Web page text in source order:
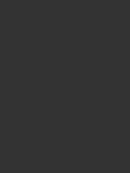
betegeink ellátásának
(Dr. Zöllei Magdolna)
szakmai elkötelezettségét
Társaság, majd a Magyar
ben új feladatba vágott.